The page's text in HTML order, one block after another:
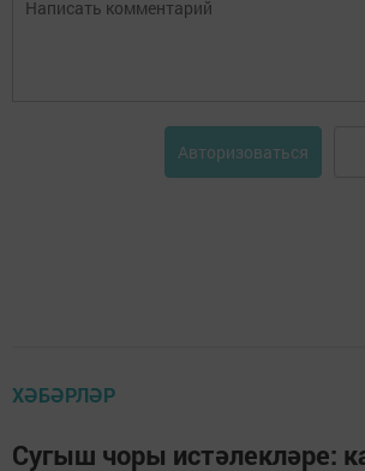
Авторизоваться
ХӘБӘРЛӘР
Сугыш чоры истәлекләре: